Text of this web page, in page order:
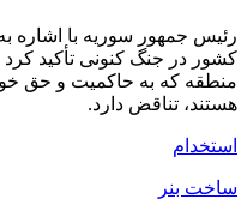
رئیس جمهور سوریه با اشاره
کشور در جنگ کنونی تأکید
منطقه که به حاکمیت و حق
هستند، تناقض دارد.
استخدام
ساخت بنر